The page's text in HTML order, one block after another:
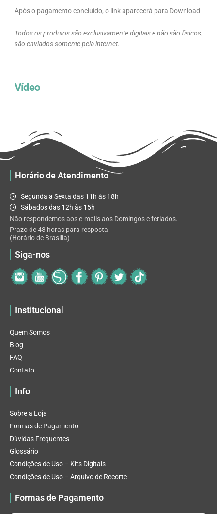
Após o pagamento concluído, o link aparecerá para Download.
Todos os produtos são exclusivamente digitais e não são físicos,
são enviados somente pela internet.
Vídeo
Horário de Atendimento
Segunda a Sexta das 11h às 18h
Sábados das 12h às 15h
Não respondemos aos e-mails aos Domingos e feriados.
Prazo de 48 horas para resposta
(Horário de Brasilia)
Siga-nos
Institucional
Quem Somos
Blog
FAQ
Contato
Info
Sobre a Loja
Formas de Pagamento
Dúvidas Frequentes
Glossário
Condições de Uso – Kits Digitais
Condições de Uso – Arquivo de Recorte
Formas de Pagamento